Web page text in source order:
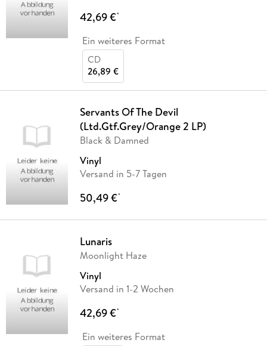
42,69 €*
Ein weiteres Format
CD
26,89 €
Servants Of The Devil
(Ltd.Gtf.Grey/Orange 2 LP)
Black & Damned
Vinyl
Versand in 5-7 Tagen
50,49 €*
Lunaris
Moonlight Haze
Vinyl
Versand in 1-2 Wochen
42,69 €*
Ein weiteres Format